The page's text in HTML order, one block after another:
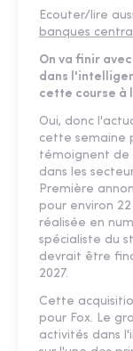
Ecouter/lire
banques
On va finir
dans
cette course à
Oui, donc
cette semaine
témoignent de
dans les
Première
pour environ
réalisée en
spécialiste du
devrait être
2027.
Cette
pour Fox. Le
activités dans